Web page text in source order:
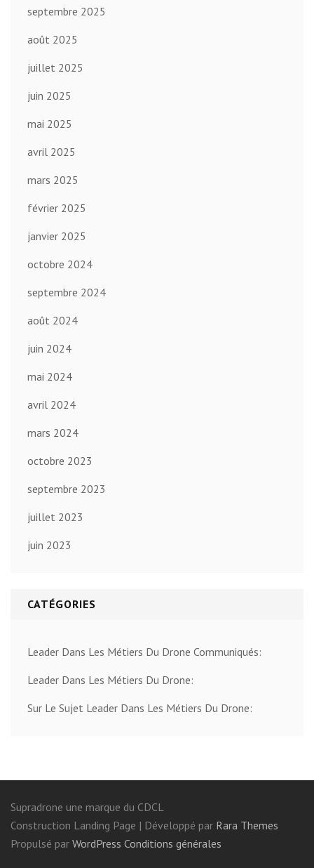
septembre 2025
août 2025
juillet 2025
juin 2025
mai 2025
avril 2025
mars 2025
février 2025
janvier 2025
octobre 2024
septembre 2024
août 2024
juin 2024
mai 2024
avril 2024
mars 2024
octobre 2023
septembre 2023
juillet 2023
juin 2023
CATÉGORIES
Leader Dans Les Métiers Du Drone Communiqués:
Leader Dans Les Métiers Du Drone:
Sur Le Sujet Leader Dans Les Métiers Du Drone:
Supradrone une marque du CDCL
Construction Landing Page | Développé par Rara Themes
Propulsé par WordPress Conditions générales